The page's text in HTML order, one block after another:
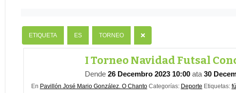
ETIQUETA ES TORNEO
I Torneo Navidad Futsal
Dende 26 Decembro 2023 10:00 ata 30
En Pavillón José Mario González. O Chanto Categorías: Deporte Etiquetas: